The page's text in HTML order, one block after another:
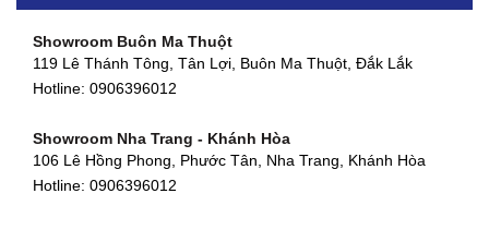
Showroom Thuận An - Bình Dương
Showroom Quận 11 - TP. HCM
Showroom Buôn Ma Thuột
119 Lê Thánh Tông, Tân Lợi, Buôn Ma Thuột, Đắk Lắk
Hotline: 0906396012
Showroom Nha Trang - Khánh Hòa
106 Lê Hồng Phong, Phước Tân, Nha Trang, Khánh Hòa
Hotline: 0906396012